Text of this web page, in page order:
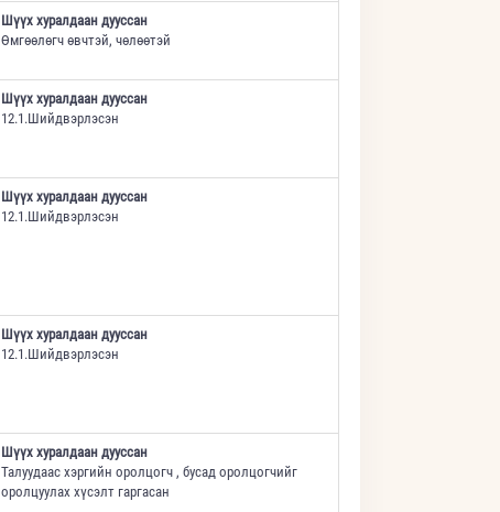
Шүүх хуралдаан дууссан
Өмгөөлөгч өвчтэй, чөлөөтэй
Шүүх хуралдаан дууссан
12.1.Шийдвэрлэсэн
Шүүх хуралдаан дууссан
12.1.Шийдвэрлэсэн
Шүүх хуралдаан дууссан
12.1.Шийдвэрлэсэн
Шүүх хуралдаан дууссан
Талуудаас хэргийн оролцогч , бусад оролцогчийг
оролцуулах хүсэлт гаргасан